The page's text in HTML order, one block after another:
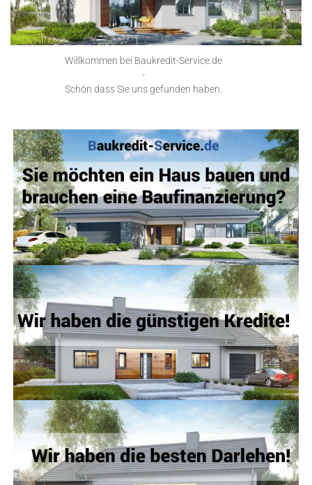
Willkommen bei Baukredit-Service.de
-
Schön dass Sie uns gefunden haben.